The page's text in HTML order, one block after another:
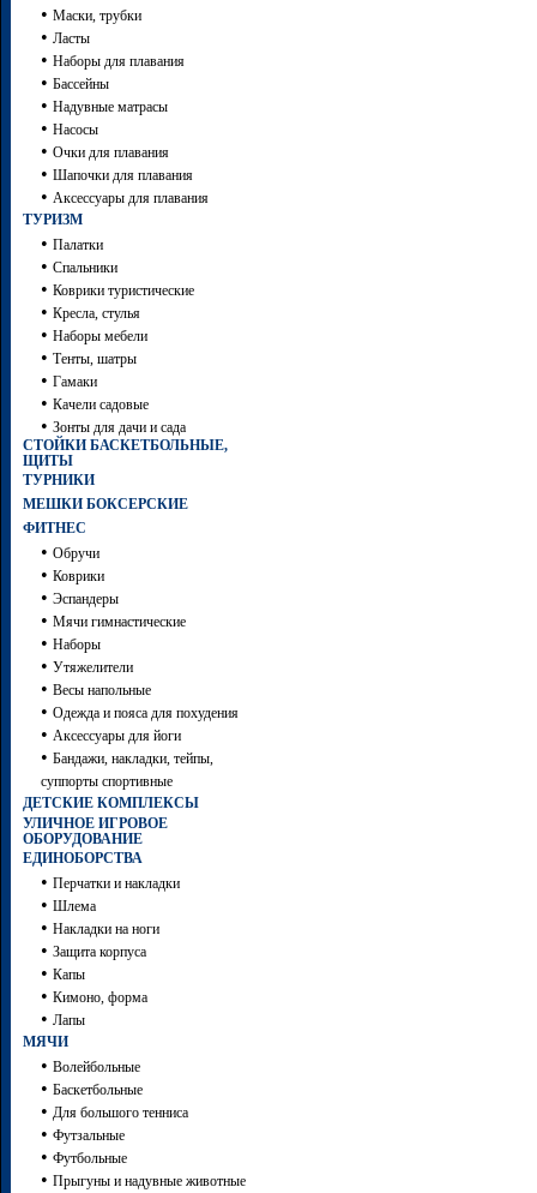
• Маски, трубки
• Ласты
• Наборы для плавания
• Бассейны
• Надувные матрасы
• Насосы
• Очки для плавания
• Шапочки для плавания
• Аксессуары для плавания
ТУРИЗМ
• Палатки
• Спальники
• Коврики туристические
• Кресла, стулья
• Наборы мебели
• Тенты, шатры
• Гамаки
• Качели садовые
• Зонты для дачи и сада
СТОЙКИ БАСКЕТБОЛЬНЫЕ,
ЩИТЫ
ТУРНИКИ
МЕШКИ БОКСЕРСКИЕ
ФИТНЕС
• Обручи
• Коврики
• Эспандеры
• Мячи гимнастические
• Наборы
• Утяжелители
• Весы напольные
• Одежда и пояса для похудения
• Аксессуары для йоги
• Бандажи, накладки, тейпы,
суппорты спортивные
ДЕТСКИЕ КОМПЛЕКСЫ
УЛИЧНОЕ ИГРОВОЕ
ОБОРУДОВАНИЕ
ЕДИНОБОРСТВА
• Перчатки и накладки
• Шлема
• Накладки на ноги
• Защита корпуса
• Капы
• Кимоно, форма
• Лапы
МЯЧИ
• Волейбольные
• Баскетбольные
• Для большого тенниса
• Футзальные
• Футбольные
• Прыгуны и надувные животные